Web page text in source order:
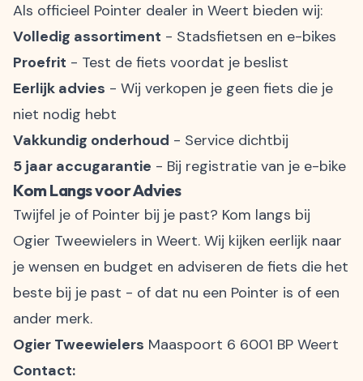
Als officieel Pointer dealer in Weert bieden wij:
Volledig assortiment - Stadsfietsen en e-bikes
Proefrit - Test de fiets voordat je beslist
Eerlijk advies - Wij verkopen je geen fiets die je
niet nodig hebt
Vakkundig onderhoud - Service dichtbij
5 jaar accugarantie - Bij registratie van je e-bike
Kom Langs voor Advies
Twijfel je of Pointer bij je past? Kom langs bij
Ogier Tweewielers in Weert. Wij kijken eerlijk naar
je wensen en budget en adviseren de fiets die het
beste bij je past - of dat nu een Pointer is of een
ander merk.
Ogier Tweewielers Maaspoort 6 6001 BP Weert
Contact: